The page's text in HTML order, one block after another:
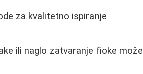
za kvalitetno ispiranje
ili naglo zatvaranje fioke može